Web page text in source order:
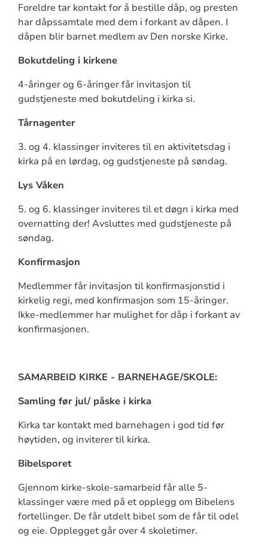
Foreldre tar kontakt for å bestille dåp, og presten
har dåpssamtale med dem i forkant av dåpen. I
dåpen blir barnet medlem av Den norske Kirke.
Bokutdeling i kirkene
4-åringer og 6-åringer får invitasjon til
gudstjeneste med bokutdeling i kirka si.
Tårnagenter
3. og 4. klassinger inviteres til en aktivitetsdag i
kirka på en lørdag, og gudstjeneste på søndag.
Lys Våken
5. og 6. klassinger inviteres til et døgn i kirka med
overnatting der! Avsluttes med gudstjeneste på
søndag.
Konfirmasjon
Medlemmer får invitasjon til konfirmasjonstid i
kirkelig regi, med konfirmasjon som 15-åringer.
Ikke-medlemmer har mulighet for dåp i forkant av
konfirmasjonen.
SAMARBEID KIRKE - BARNEHAGE/SKOLE:
Samling før jul/ påske i kirka
Kirka tar kontakt med barnehagen i god tid før
høytiden, og inviterer til kirka.
Bibelsporet
Gjennom kirke-skole-samarbeid får alle 5-
klassinger være med på et opplegg om Bibelens
fortellinger. De får utdelt bibel som de får til odel
og eie. Opplegget går over 4 skoletimer.